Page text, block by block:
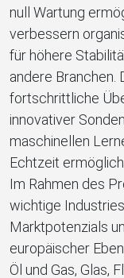
null Wartung
verbessern
für höhere
andere Branchen.
fortschrittliche
innovativer
maschinellen
Echtzeit
Im Rahmen des
wichtige
Marktpotenzials
europäischer
Öl und Gas, Glas,